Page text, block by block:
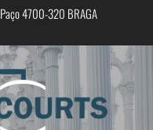
4700-320 BRAGA